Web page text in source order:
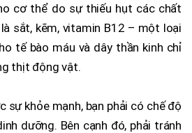
cơ thể do sự thiếu hụt các chất
sắt, kẽm, vitamin B12 – một loại
tế bào máu và dây thần kinh chỉ
thịt động vật.
sự khỏe mạnh, bạn phải có chế độ
dưỡng. Bên cạnh đó, phải tránh